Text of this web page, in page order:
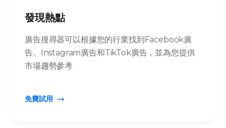
發現熱點
廣告搜尋器可以根據您的行業找到Facebook廣
告、Instagram廣告和TikTok廣告，並為您提供
市場趨勢參考
免費試用